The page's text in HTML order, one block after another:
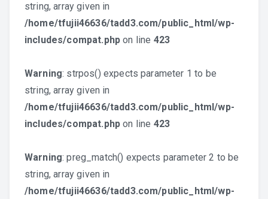
string, array given in
/home/tfujii46636/tadd3.com/public_html/wp-
includes/compat.php on line 423
Warning: strpos() expects parameter 1 to be
string, array given in
/home/tfujii46636/tadd3.com/public_html/wp-
includes/compat.php on line 423
Warning: preg_match() expects parameter 2 to be
string, array given in
/home/tfujii46636/tadd3.com/public_html/wp-